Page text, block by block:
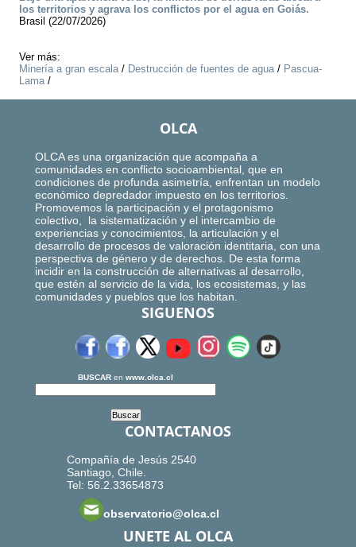
los territorios y agrava los conflictos por el agua en Goiás.
Brasil (22/07/2026)
Ver más:
Minería a gran escala/ Destrucción de fuentes de agua/ Pascua-
Lama/
OLCA
OLCA es una organización que acompaña a
comunidades en conflicto socioambiental, que en
condiciones de profunda asimetría, enfrentan un modelo
económico depredador impuesto en los territorios.
Promovemos la participación y el protagonismo
colectivo, la sistematización y el intercambio de
experiencias y conocimientos, la articulación y el
desarrollo de procesos de valoración identitaria, con una
perspectiva de género y de derechos. De esta forma
incidir en la construcción de alternativas al desarrollo,
que estén al servicio de la vida, los ecosistemas, y las
comunidades y pueblos que los habitan.
SIGUENOS
BUSCAR en www.olca.cl
CONTACTANOS
Compañía de Jesús 2540
Santiago, Chile.
Tel: 56.2.33654873
observatorio@olca.cl
UNETE AL OLCA